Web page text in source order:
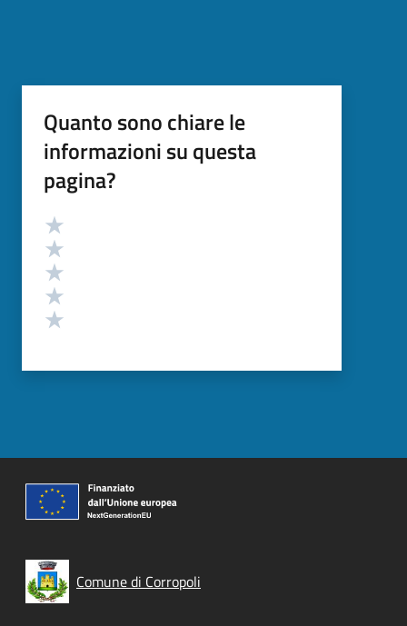
Quanto sono chiare le
informazioni su questa
pagina?
Valutazione
Comune di Corropoli